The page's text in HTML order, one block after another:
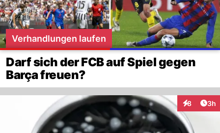
Verhandlungen laufen
Darf sich der FCB auf Spiel gegen
Barça freuen?
8 3h